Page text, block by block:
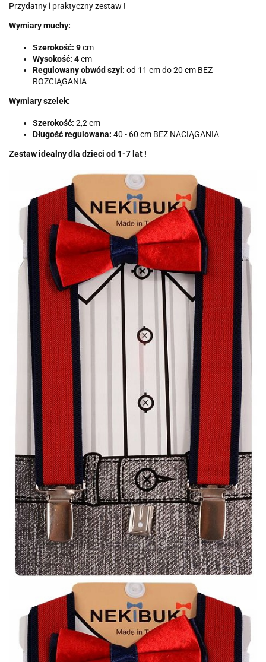
Przydatny i praktyczny zestaw !
Wymiary muchy:
Szerokość: 9cm
Wysokość: 4cm
Regulowany obwód szyi: od 11 cm do 20 cm BEZ
ROZCIĄGANIA
Wymiary szelek:
Szerokość: 2,2 cm
Długość regulowana: 40 - 60 cm BEZ NACIĄGANIA
Zestaw idealny dla dzieci od 1-7 lat !